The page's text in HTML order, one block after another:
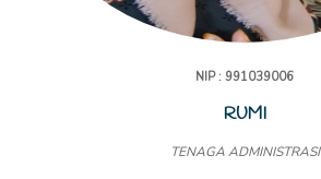
NIP : 991039006
RUMI
TENAGA ADMINISTRASI